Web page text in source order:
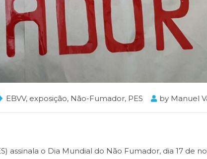
EBVV, exposição, Não-Fumador, PES by Manuel
assinala o Dia Mundial do Não Fumador, dia 17 de